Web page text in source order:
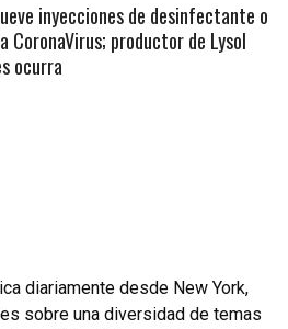
inyecciones de desinfectante o
CoronaVirus; productor de Lysol
ocurra
diariamente desde New York,
sobre una diversidad de temas